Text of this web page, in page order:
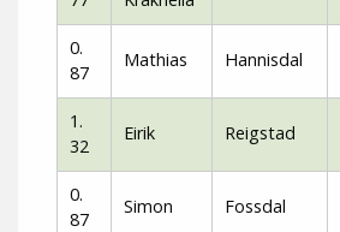
0.
87
Mathias Hannisdal
1.
32
Eirik Reigstad
0.
87
Simon Fossdal